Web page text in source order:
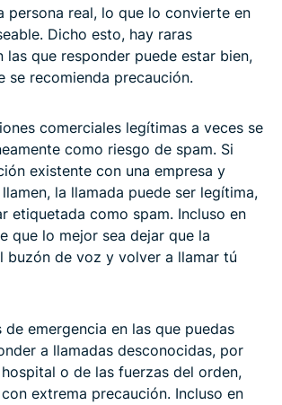
persona real, lo que lo convierte en
Dicho esto, hay raras
las que responder puede estar bien,
se recomienda precaución.
comerciales legítimas a veces se
como riesgo de spam. Si
existente con una empresa y
la llamada puede ser legítima,
etiquetada como spam. Incluso en
que lo mejor sea dejar que la
buzón de voz y volver a llamar tú
de emergencia en las que puedas
a llamadas desconocidas, por
o de las fuerzas del orden,
extrema precaución. Incluso en